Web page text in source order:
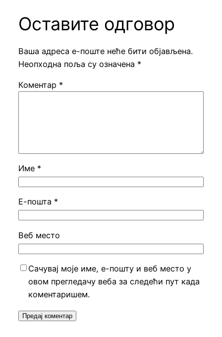
Оставите одговор
Ваша адреса е-поште неће бити објављена.
Неопходна поља су означена *
Коментар *
Име *
Е-пошта *
Веб место
Сачувај моје име, е-пошту и веб место у
овом прегледачу веба за следећи пут када
коментаришем.